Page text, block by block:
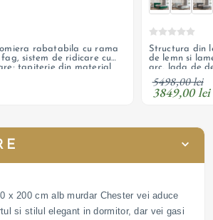
rabatabila cu rama
sistem de ridicare cu
tapiterie din material
Structura din
de lemn si
arc, lada de
textil;
5498,00 lei
3849,00 lei
x 200 cm alb murdar Chester vei aduce
si stilul elegant in dormitor, dar vei gasi